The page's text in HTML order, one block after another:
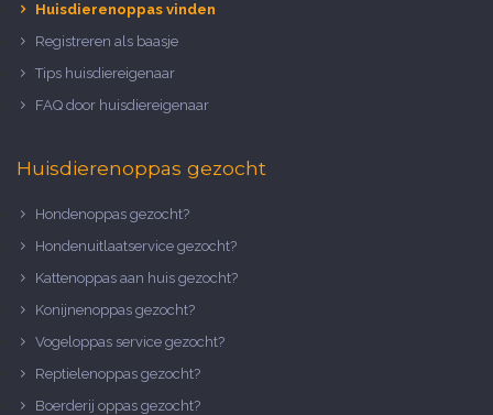
Huisdierenoppas vinden
Registreren als baasje
Tips huisdiereigenaar
FAQ door huisdiereigenaar
Huisdierenoppas gezocht
Hondenoppas gezocht?
Hondenuitlaatservice gezocht?
Kattenoppas aan huis gezocht?
Konijnenoppas gezocht?
Vogeloppas service gezocht?
Reptielenoppas gezocht?
Boerderij oppas gezocht?